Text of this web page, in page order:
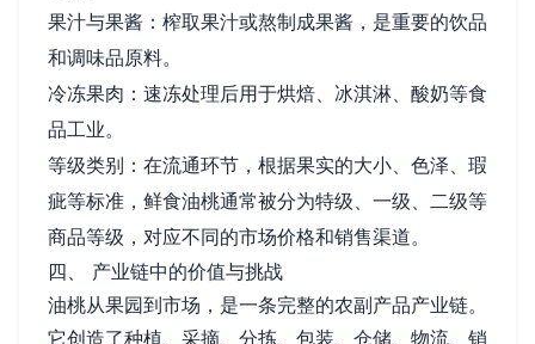
果汁与果酱：榨取果汁或熬制成果酱，是重要的饮品
和调味品原料。
冷冻果肉：速冻处理后用于烘焙、冰淇淋、酸奶等食
品工业。
等级类别：在流通环节，根据果实的大小、色泽、瑕
疵等标准，鲜食油桃通常被分为特级、一级、二级等
商品等级，对应不同的市场价格和销售渠道。
四、 产业链中的价值与挑战
油桃从果园到市场，是一条完整的农副产品产业链。
它创造了种植、采摘、分拣、包装、仓储、物流、销